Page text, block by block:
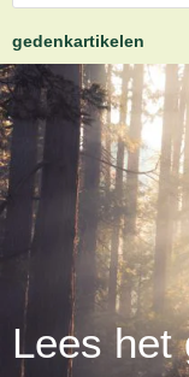
gedenkartikelen
Lees het